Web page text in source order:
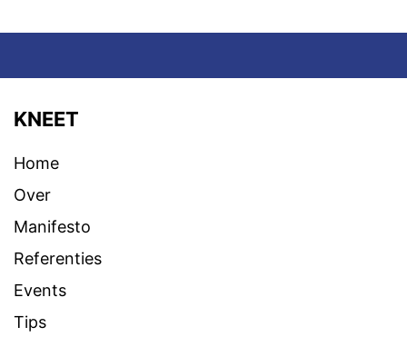
KNEET
Home
Over
Manifesto
Referenties
Events
Tips